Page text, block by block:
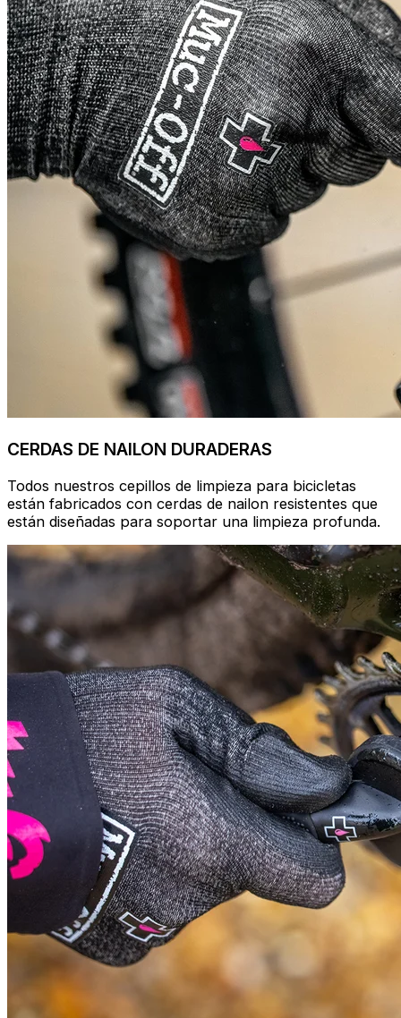
CERDAS DE NAILON DURADERAS
Todos nuestros cepillos de limpieza para bicicletas
están fabricados con cerdas de nailon resistentes que
están diseñadas para soportar una limpieza profunda.